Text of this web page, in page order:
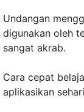
Undangan
digunakan oleh
sangat akrab.
Cara cepat
aplikasikan